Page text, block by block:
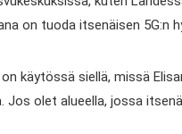
on tuoda itsenäisen 5G:n
käytössä siellä, missä
olet alueella, jossa